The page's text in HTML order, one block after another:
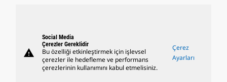
warning
Social Media
Çerezler Gereklidir
Bu özelliği etkinleştirmek için işlevsel
çerezler ile hedefleme ve performans
çerezlerinin kullanımını kabul etmelisiniz.
Çerez
Ayarları